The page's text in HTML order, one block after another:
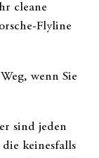
cleane
Flyline
wenn Sie
sind jeden
keinesfalls